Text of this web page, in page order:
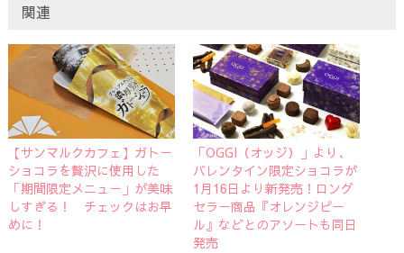
関連
【サンマルクカフェ】ガトー
ショコラを贅沢に使用した
「期間限定メニュー」が美味
しすぎる！ チェックはお早
めに！
「OGGI（オッジ）」より、
バレンタイン限定ショコラが
1月16日より新発売！ロング
セラー商品『オレンジピー
ル』などとのアソートも同日
発売